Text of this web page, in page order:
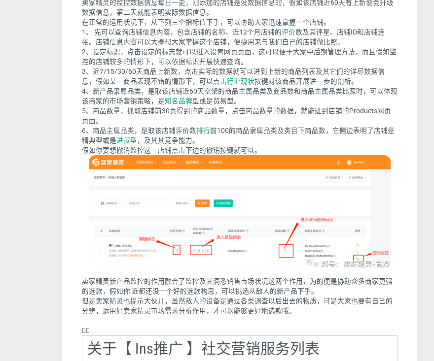
卖家精灵的监控数据信息每日一更，刚添加的店铺是没数据信息的，假如该店铺近60天有上新便会升级
数据信息，第二天就能表明实际数据信息。
在正常的运用状况下，从下列三个指标值下手，可以协助大家迅速掌握一个店铺。
1、 先可以查询店铺信息内容，包含店铺的名称、近12个月店铺的评价数及其评星、店铺ID和店铺连
接。店铺信息内容可以大概帮大家掌握这个店铺，便捷用来与我们自己的店铺做比照。
2、设定标识，点击设定的标志就可以进入设置网页页面，这可以便于大家中后期管理方法，而且假如监
控的店铺较多的情形下，可以依据标识开展快速查询。
3、近7/15/30/60天商品上新数，点击实际的数据就可以进到上新的商品列表及其它们的详尽数据信
息，假如某一商品表现不错的情形下，可以点击行业现状按键对该商品开展进一步的剖析。
4、新产品隶属品类，是取该店铺近60天空架的商品主属品类及商品数和商品主属品类比照时，可以体现
该商家的市场营销策略，是知名品牌型或是贸易型。
5、商品数量，抓取店铺前30页得到的商品数量，点击商品数量的数据，就能进到店铺的Products网页
页面。
6、商品主属品类，是取该店铺评价数排行前100的商品隶属品类及类目下商品数，它侧边表明了店铺是
精典型或是进货型，及其其竞争能力。
假如你要想撤消监控这一店铺点击下边的撤销按键就可以。
卖家精灵新产品监控的作用融合了监控及其洞悉销售市场状况这两个作用，为的便是协助众多商家更强
的选款，假如你 近都还没一个好的选款构思，可以挑选从敌人的新产品下手。
但是卖家精灵也提示大伙儿，虽然敌人的设备是通过各类调查以后出去的物质，可是大家也要有自已的
分辨，运用好卖家精灵市场需求分析作用，才可以能够更好地选款哦。
❤️‍🔥
关于【 Ins推广 】社交营销服务列表